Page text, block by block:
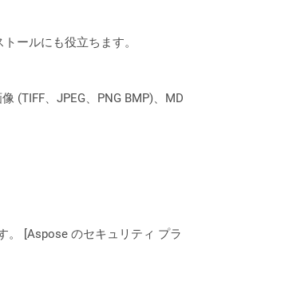
ールにも役立ちます。
(TIFF、JPEG、PNG BMP)、MD
。 [Aspose のセキュリティ プラ